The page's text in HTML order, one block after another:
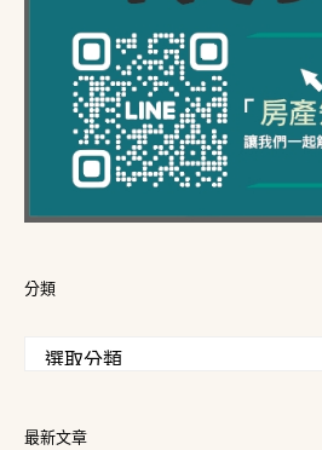
分類
最新文章